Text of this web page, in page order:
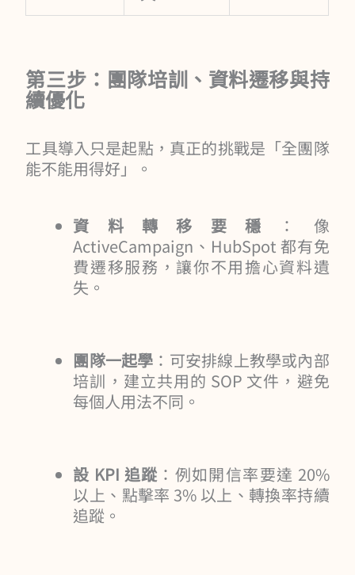
第三步：團隊培訓、資料遷移與持
續優化
工具導入只是起點，真正的挑戰是「全團隊
能不能用得好」。
資料轉移要穩
：像
ActiveCampaign、HubSpot 都有免
費遷移服務，讓你不用擔心資料遺
失。
團隊一起學 ：可安排線上教學或內部
培訓，建立共用的 SOP 文件，避免
每個人用法不同。
設 KPI 追蹤 ：例如開信率要達 20%
以上、點擊率 3% 以上、轉換率持續
追蹤。